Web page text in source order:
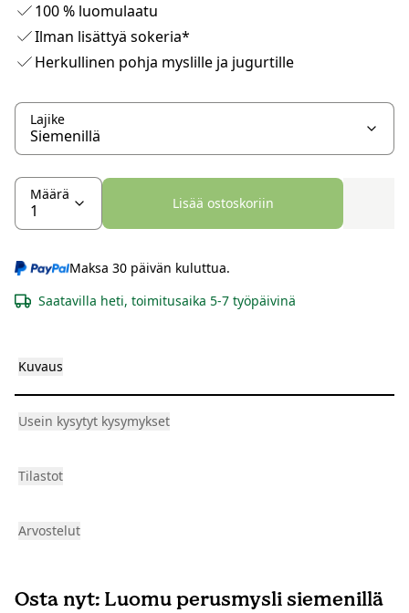
100 % luomulaatu
Ilman lisättyä sokeria*
Herkullinen pohja myslille ja jugurtille
Lajike
Määrä
Lisää ostoskoriin
Maksa 30 päivän kuluttua.
Saatavilla heti, toimitusaika 5-7 työpäivinä
Kuvaus
Usein kysytyt kysymykset
Tilastot
Arvostelut
Osta nyt: Luomu perusmysli siemenillä